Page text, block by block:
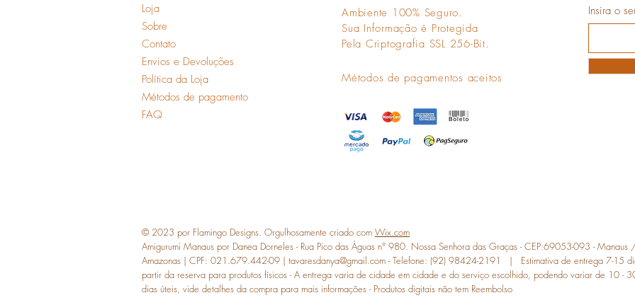
Loja
Sobre
Contato
Envios e Devoluções
Política da Loja
Métodos de pagamento
FAQ
Ambiente 100% Seguro.
Sua Informação é Protegida
Pela Criptografia SSL 256-Bit.
Métodos de pagamentos aceitos
Insira o
© 2023 por Flamingo Designs. Orgulhosamente criado com Wix.com
Amigurumi Manaus por Danea Dorneles - Rua Pico das Águas n° 980. Nossa Senhora das Graças - CEP:69053-093 - Manaus
Amazonas | CPF: 021.679.442-09 | tavaresdanya@gmail.com - Telefone: (92) 98424-2191 | Estimativa de entrega 7-15
partir da reserva para produtos físicos - A entrega varia de cidade em cidade e do serviço escolhido, podendo variar de 10 -
dias úteis, vide detalhes da compra para mais informações - Produtos digitais não tem Reembolso